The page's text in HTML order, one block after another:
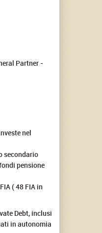
Partner -
nel
secondario
pensione
( 48 FIA in
Debt, inclusi
in autonomia